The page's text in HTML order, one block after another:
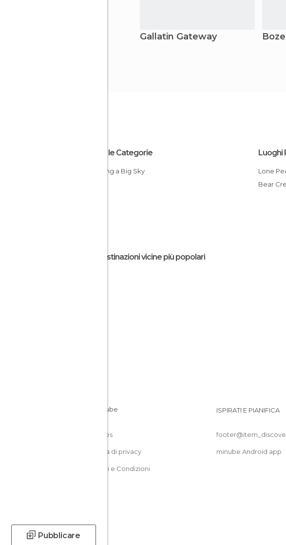
Pubblicare
Gallatin Gateway
Tutte le Categorie
Trekking a Big Sky
Luoghi
Lone
Bear
Le destinazioni vicine più popolari
Cookies
Politica di privacy
Termini e Condizioni
ISPIRATI E PIANIFICA
minube Android app